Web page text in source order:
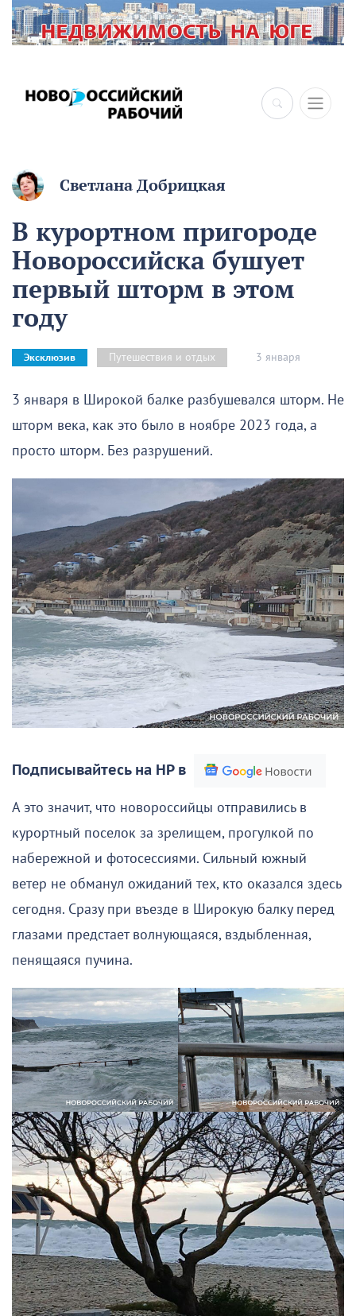
×
Светлана Добрицкая
В курортном пригороде
Новороссийска бушует
первый шторм в этом
году
Эксклюзив Путешествия и отдых 3 января
3 января в Широкой балке разбушевался шторм. Не
шторм века, как это было в ноябре 2023 года, а
просто шторм. Без разрушений.
Подписывайтесь на НР в
А это значит, что новороссийцы отправились в
курортный поселок за зрелищем, прогулкой по
набережной и фотосессиями. Сильный южный
ветер не обманул ожиданий тех, кто оказался здесь
сегодня. Сразу при въезде в Широкую балку перед
глазами предстает волнующаяся, вздыбленная,
пенящаяся пучина.